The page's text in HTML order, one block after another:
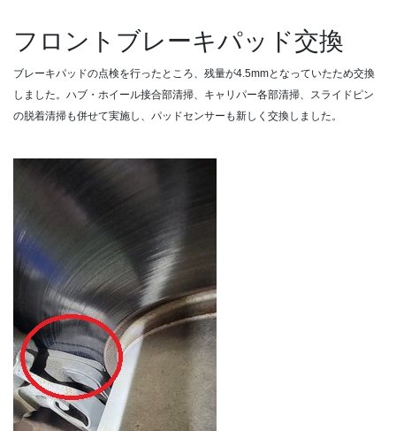
フロントブレーキパッド交換
ブレーキパッドの点検を行ったところ、残量が4.5mmとなっていたため交換
しました。ハブ・ホイール接合部清掃、キャリパー各部清掃、スライドピン
の脱着清掃も併せて実施し、パッドセンサーも新しく交換しました。